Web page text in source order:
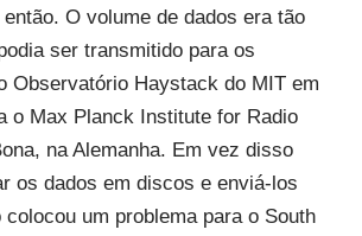
O volume de dados era tão
ser transmitido para os
Observatório Haystack do MIT em
o Max Planck Institute for Radio
na Alemanha. Em vez disso
os dados em discos e enviá-los
um problema para o South